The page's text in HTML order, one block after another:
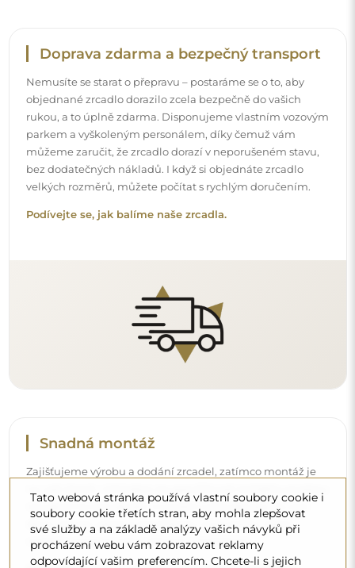
Snadná montáž
Zajišťujeme výrobu a dodání zrcadel, zatímco montáž je
na vaší straně. Vzhledem ke specifičnosti každého prostoru
nenabízíme standardní montážní příslušenství. To vám
nejlépe vyhovují vašim stěnám a potřebám.
Čištění a péče
Pro zachování optimálního lesku stačí utěrka z
mikrovlákna a teplá voda. Pokud se rozhodnete pro
specializované přípravky, dbejte na to, aby měly neutrální
pH (kolem 7). Vyhněte se silným čisticím prostředkům
Tato webová stránka používá vlastní soubory cookie i
soubory cookie třetích stran, aby mohla zlepšovat
své služby a na základě analýzy vašich návyků při
procházení webu vám zobrazovat reklamy
odpovídající vašim preferencím. Chcete-li s jejich